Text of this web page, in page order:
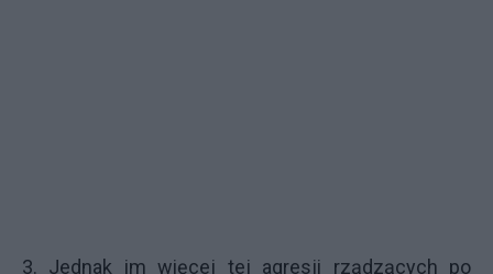
3. Jednak im więcej tej agresji rządzących po